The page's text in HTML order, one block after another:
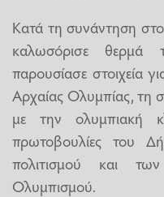
Κατά τη συνάντηση
καλωσόρισε θερμά
παρουσίασε στοιχεία
Αρχαίας Ολυμπίας, τη
με την ολυμπιακή
πρωτοβουλίες του
πολιτισμού και
Ολυμπισμού.